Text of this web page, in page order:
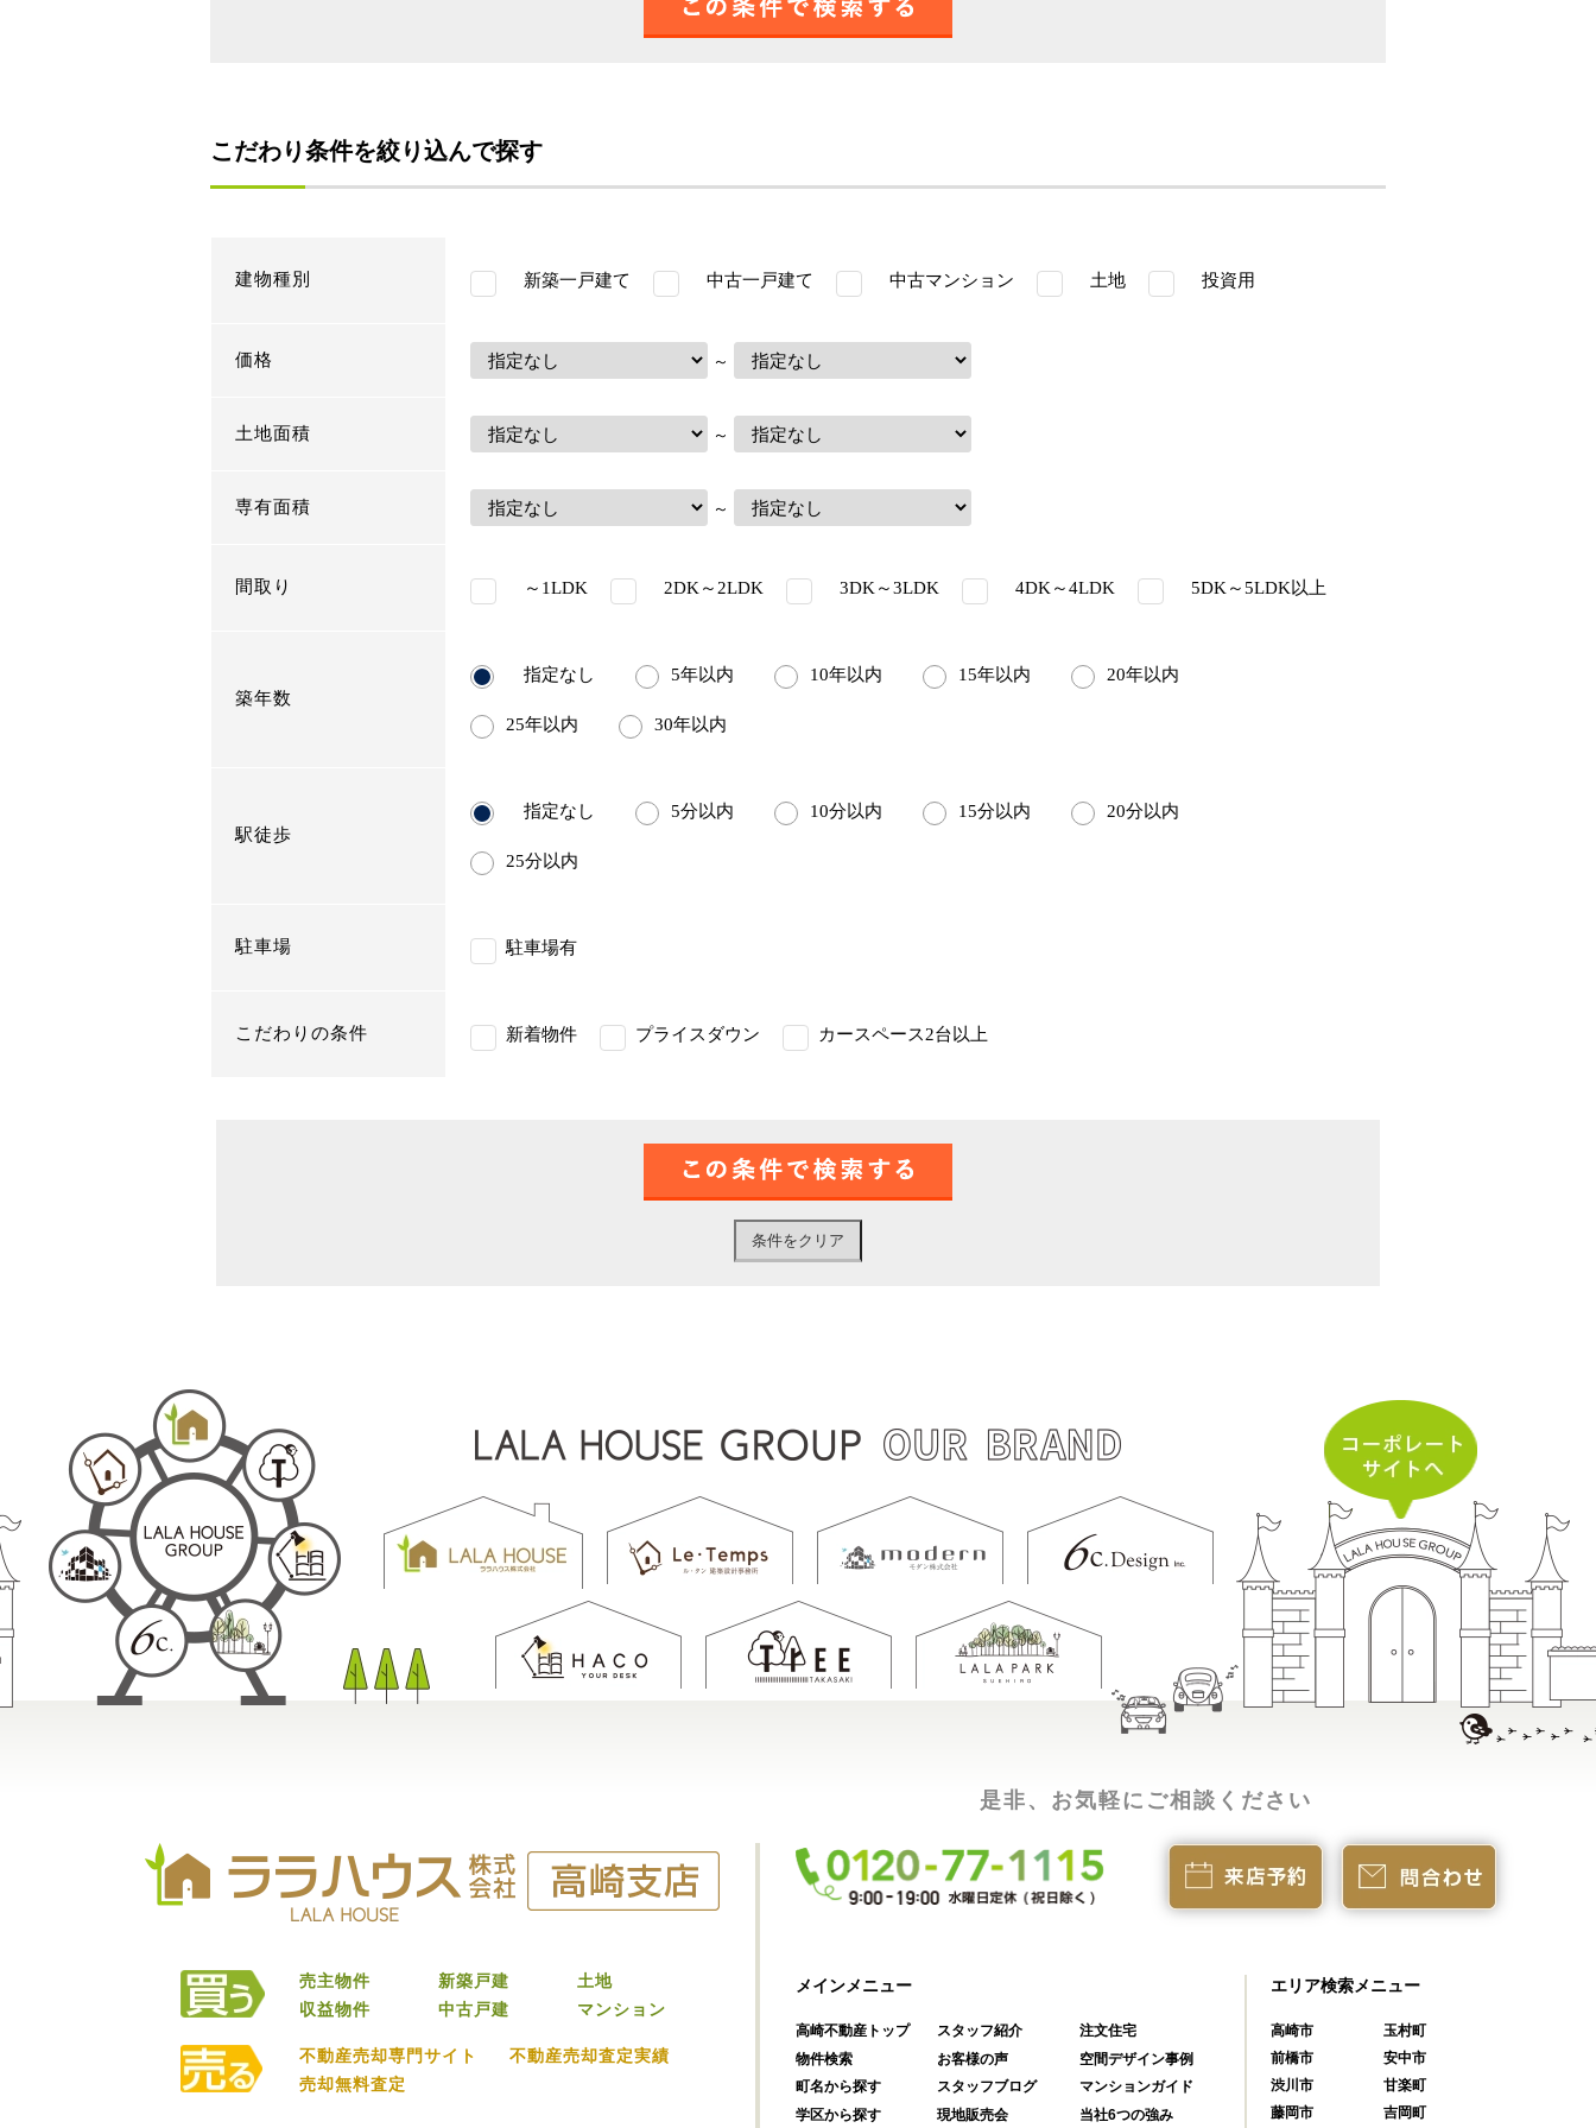
こだわり条件を絞り込んで探す
建物種別 新築一戸建て 中古一戸建て 中古マンション 土地 投資用
価格 ～
土地面積 ～
専有面積 ～
間取り ～1LDK 2DK～2LDK 3DK～3LDK 4DK～4LDK 5DK～5LDK以上
築年数
指定なし 5年以内 10年以内 15年以内 20年以内
25年以内 30年以内
駅徒歩
指定なし 5分以内 10分以内 15分以内 20分以内
25分以内
駐車場 駐車場有
こだわりの条件 新着物件 プライスダウン カースペース2台以上
売主物件 新築戸建
土地
収益物件
中古戸建 マンション
不動産売却専門サイト
不動産売却査定実績
売却無料査定
是非、お気軽にご相談ください
メインメニュー
高崎不動産トップ
物件検索
町名から探す
学区から探す
スタッフ紹介
お客様の声
スタッフブログ
現地販売会
注文住宅
空間デザイン事例
マンションガイド
当社6つの強み
エリア検索メニュー
高崎市
前橋市
渋川市
藤岡市
玉村町
安中市
甘楽町
吉岡町